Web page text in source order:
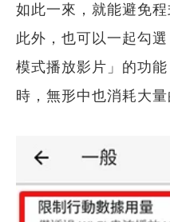
如此一來，就能避免程
此外，也可以一起勾
模式播放影片」的功
時，無形中也消耗大量